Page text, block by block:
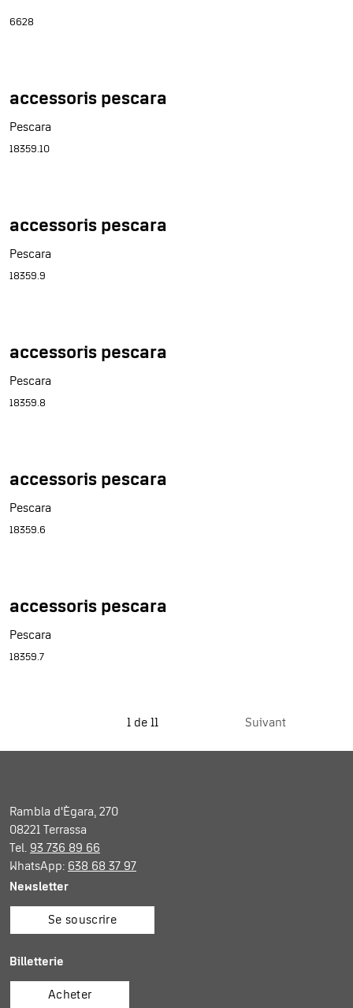
6628
accessoris pescara
Pescara
18359.10
accessoris pescara
Pescara
18359.9
accessoris pescara
Pescara
18359.8
accessoris pescara
Pescara
18359.6
accessoris pescara
Pescara
18359.7
1 de 11 Suivant
Rambla d'Ègara, 270
08221 Terrassa
Tel. 93 736 89 66
WhatsApp: 638 68 37 97
Newsletter
Se souscrire
Billetterie
Acheter